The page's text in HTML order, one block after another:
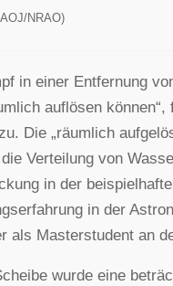
NRAO)
in einer Entfernung
auflösen
Die „räumlich
Verteilung von
in der
in der
Masterstudent an
wurde eine